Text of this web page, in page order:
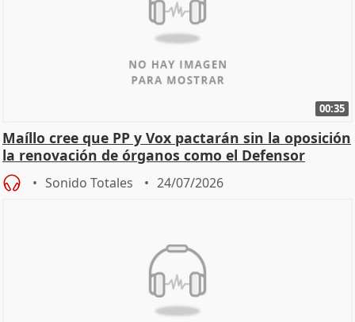
00:35
Maíllo cree que PP y Vox pactarán sin la oposición
la renovación de órganos como el Defensor
Sonido Totales 24/07/2026